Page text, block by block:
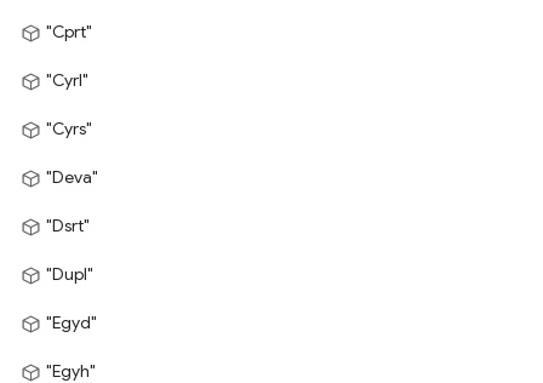
"Cprt"
"Cyrl"
"Cyrs"
"Deva"
"Dsrt"
"Dupl"
"Egyd"
"Egyh"